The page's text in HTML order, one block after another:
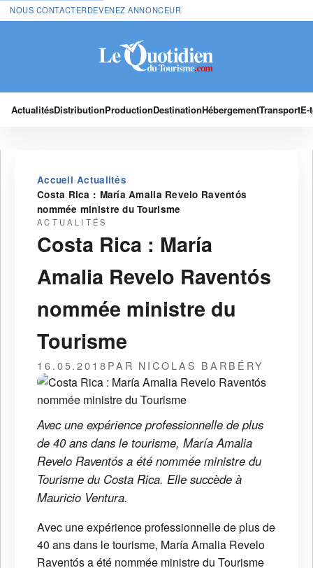
NOUS CONTACTERDEVENEZ ANNONCEUR
ActualitésDistributionProductionDestinationHébergementTransport
Accueil›Actualités›
Costa Rica : María Amalia Revelo Raventós
nommée ministre du Tourisme
ACTUALITÉS
Costa Rica : María
Amalia Revelo Raventós
nommée ministre du
Tourisme
16.05.2018PAR NICOLAS BARBÉRY
Avec une expérience professionnelle de plus
de 40 ans dans le tourisme, María Amalia
Revelo Raventós a été nommée ministre du
Tourisme du Costa Rica. Elle succède à
Mauricio Ventura.
Avec une expérience professionnelle de plus de
40 ans dans le tourisme, María Amalia Revelo
Raventós a été nommée ministre du Tourisme